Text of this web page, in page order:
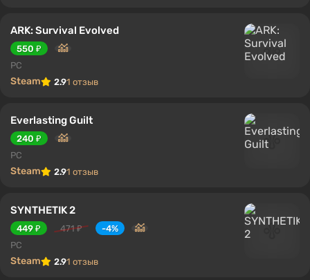
ARK: Survival Evolved
550 ₽
PC
Steam 2.91 отзыв
Everlasting Guilt
240 ₽
PC
Steam 2.91 отзыв
SYNTHETIK 2
449 ₽ 471 ₽
-4%
PC
Steam 2.91 отзыв